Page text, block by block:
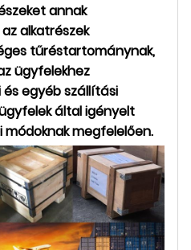
annak
alkatrészek
tűréstartománynak,
ügyfelekhez
egyéb szállítási
által igényelt
megfelelően.